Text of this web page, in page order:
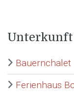
Unterkunft
Bauernchalet
Ferienhaus